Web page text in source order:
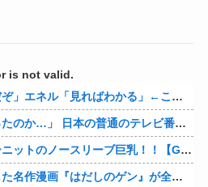
is not valid.
わかる」←ここ好きすぎるｗｗｗｗｗｗｗｗｗｗｗｗｗ
のテレビ番組が最新SNSの数十年先を行っていたと話題に
ノースリーブ巨乳！！【GIF動画あり】
巻50％オフで買える激安セール開催！！このチャンスを見逃すな！！